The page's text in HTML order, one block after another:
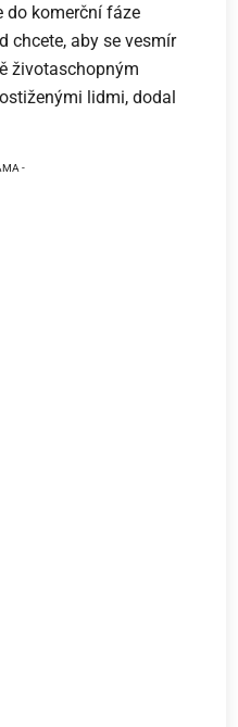
do komerční fáze
chcete, aby se vesmír
životaschopným
lidmi, dodal